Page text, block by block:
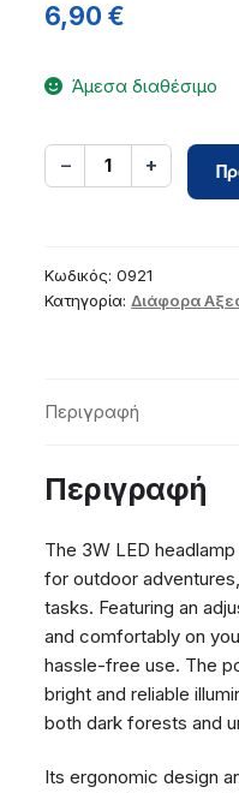
6,90€
Άμεσα διαθέσιμο
− 1 +
LED
Κωδικός:0921
Κατηγορία: Διάφορα
Περιγραφή
Περιγραφή
The 3W LED
for outdoor
tasks. Featuring an
and comfortably on
hassle-free use. The
bright and reliable
both dark forests and
Its ergonomic design